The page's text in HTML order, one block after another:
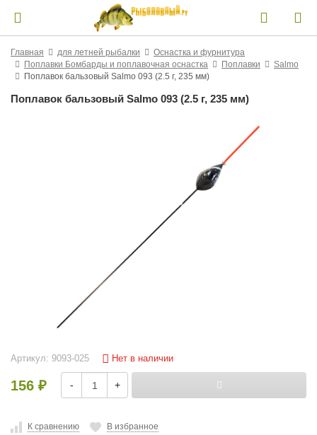
Главная для летней рыбалки
Оснастка и фурнитура
Поплавки Бомбарды и поплавочная оснастка
Поплавки
Salmo
Поплавок бальзовый Salmo 093 (2.5 г, 235 мм)
Поплавок бальзовый Salmo 093 (2.5 г, 235 мм)
Артикул: 9093-025 Нет в наличии
156 ₽ - +
К сравнению В избранное